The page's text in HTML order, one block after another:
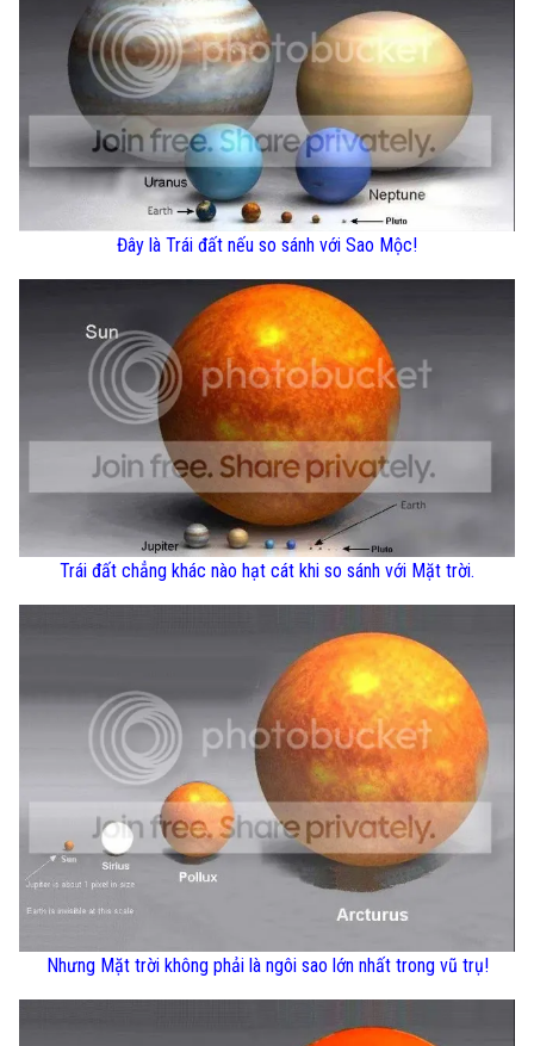
Đây là Trái đất nếu so sánh với Sao Mộc!
Trái đất chẳng khác nào hạt cát khi so sánh với Mặt trời.
Nhưng Mặt trời không phải là ngôi sao lớn nhất trong vũ trụ!